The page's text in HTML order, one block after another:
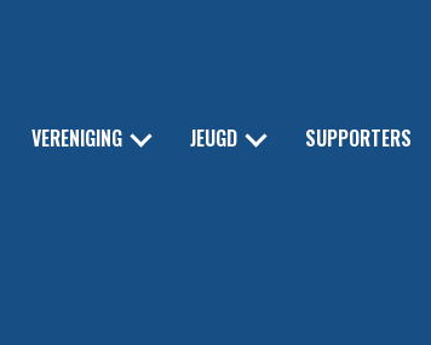
VERENIGING JEUGD SUPPORTERS